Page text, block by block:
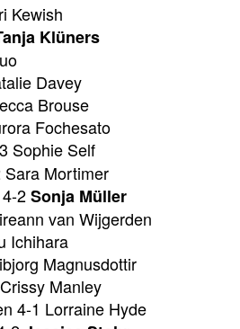
Kewish
Klüners
Davey
Brouse
Fochesato
Sophie Self
Mortimer
2Sonja Müller
van Wijgerden
Ichihara
Magnusdottir
Manley
4-1 Lorraine Hyde